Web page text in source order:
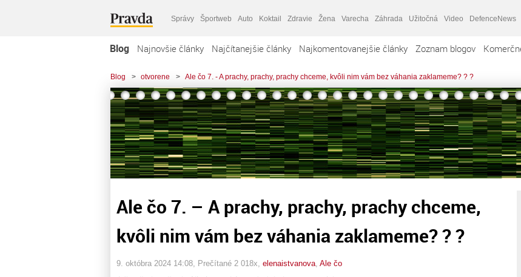
Správy Športweb Auto Koktail Zdravie Žena Varecha Záhrada Užitočná Video DefenceNews
Blog Najnovšie články Najčítanejšie články Najkomentovanejšie články Zoznam blogov
Blog > otvorene > Ale čo 7. - A prachy, prachy, prachy chceme, kvôli nim vám bez váhania zaklameme? ? ?
Ale čo 7. – A prachy, prachy, prachy chceme,
kvôli nim vám bez váhania zaklameme? ? ?
9. októbra 2024 14:08 , Prečítané 2 018x, elenaistvanova Ale čo